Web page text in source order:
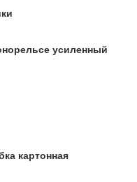
усиленный
картонная